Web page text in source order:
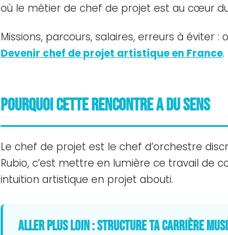
où le métier de chef de projet est au cœur
Missions, parcours, salaires, erreurs à
Devenir chef de projet artistique en France.
Pourquoi cette rencontre a du sens
Le chef de projet est le chef d’orchestre
Rubio, c’est mettre en lumière ce travail de
intuition artistique en projet abouti.
Aller plus loin : structure ta carrière